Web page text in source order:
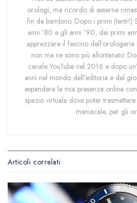
orologi, ma ricordo di esserne
fin da bambino. Dopo i primi (tanti!)
anni ’80 e gli anni ’90, dai primi
apprezzare il fascino
non me ne sono più allontanato.
canale YouTube nel 2016 e dopo
anni nel mondo dell’editoria e del
espandere la mia presenza online
spazio virtuale dove poter
maniacale, per gli
Articoli correlati